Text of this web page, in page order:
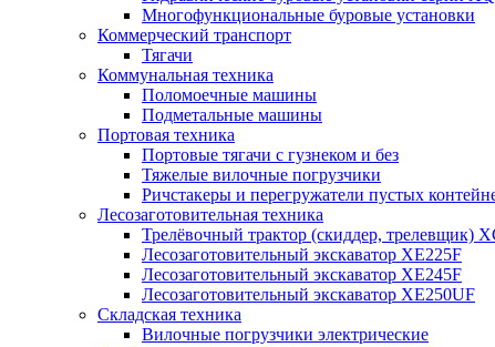
Многофункциональные буровые установки
Коммерческий транспорт
Тягачи
Коммунальная техника
Поломоечные машины
Подметальные машины
Портовая техника
Портовые тягачи с гузнеком и без
Тяжелые вилочные погрузчики
Ричстакеры и перегружатели пустых
Лесозаготовительная техника
Трелёвочный трактор (скиддер, трелевщик)
Лесозаготовительный экскаватор XE225F
Лесозаготовительный экскаватор XE245F
Лесозаготовительный экскаватор XE250UF
Складская техника
Вилочные погрузчики электрические